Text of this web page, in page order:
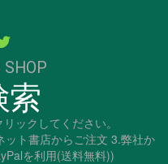
索
ックしてください。
ト書店からご注文 3.弊社か
を利用(送料無料))